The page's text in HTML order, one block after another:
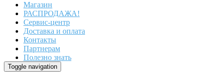
Магазин
РАСПРОДАЖА!
Сервис-центр
Доставка и оплата
Контакты
Партнерам
Полезно знать
Toggle navigation